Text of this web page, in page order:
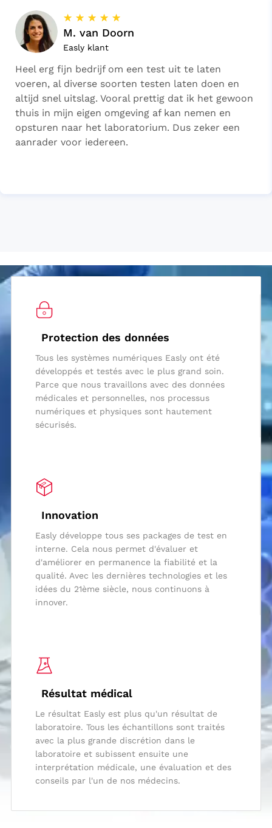
☆ ☆ ☆ ☆ ☆
M. van Doorn
Easly klant
Heel erg fijn bedrijf om een test uit te laten
voeren, al diverse soorten testen laten doen en
altijd snel uitslag. Vooral prettig dat ik het gewoon
thuis in mijn eigen omgeving af kan nemen en
opsturen naar het laboratorium. Dus zeker een
aanrader voor iedereen.
Protection des données
Tous les systèmes numériques Easly ont été
développés et testés avec le plus grand soin.
Parce que nous travaillons avec des données
médicales et personnelles, nos processus
numériques et physiques sont hautement
sécurisés.
Innovation
Easly développe tous ses packages de test en
interne. Cela nous permet d'évaluer et
d'améliorer en permanence la fiabilité et la
qualité. Avec les dernières technologies et les
idées du 21ème siècle, nous continuons à
innover.
Résultat médical
Le résultat Easly est plus qu'un résultat de
laboratoire. Tous les échantillons sont traités
avec la plus grande discrétion dans le
laboratoire et subissent ensuite une
interprétation médicale, une évaluation et des
conseils par l'un de nos médecins.